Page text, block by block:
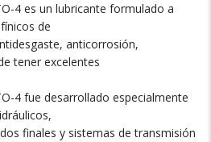
4 es un lubricante formulado a
de
anticorrosión,
tener excelentes
4 fue desarrollado especialmente
finales y sistemas de transmisión